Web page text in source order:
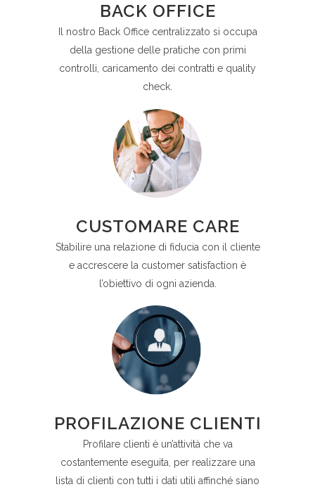
BACK OFFICE
Il nostro Back Office centralizzato si occupa
della gestione delle pratiche con primi
controlli, caricamento dei contratti e quality
check.
CUSTOMARE CARE
Stabilire una relazione di fiducia con il cliente
e accrescere la customer satisfaction è
l’obiettivo di ogni azienda.
PROFILAZIONE CLIENTI
Profilare clienti è un’attività che va
costantemente eseguita, per realizzare una
lista di clienti con tutti i dati utili affinché siano